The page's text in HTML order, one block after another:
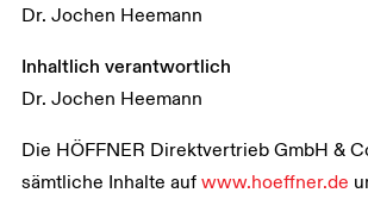
Dr. Jochen Heemann
Inhaltlich verantwortlich
Dr. Jochen Heemann
Die HÖFFNER Direktvertrieb GmbH &
sämtliche Inhalte auf www.hoeffner.de